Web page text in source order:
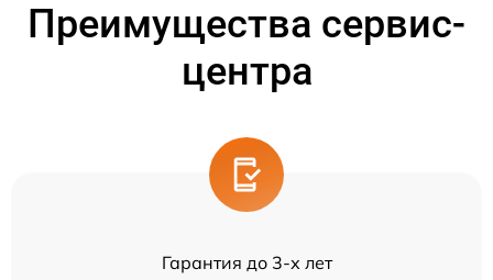
Преимущества сервис-
центра
Гарантия до 3-х лет